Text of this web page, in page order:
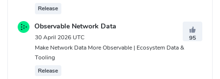
Release
Observable Network Data
30 April 2026 UTC
95
Make Network Data More Observable | Ecosystem Data &
Tooling
Release